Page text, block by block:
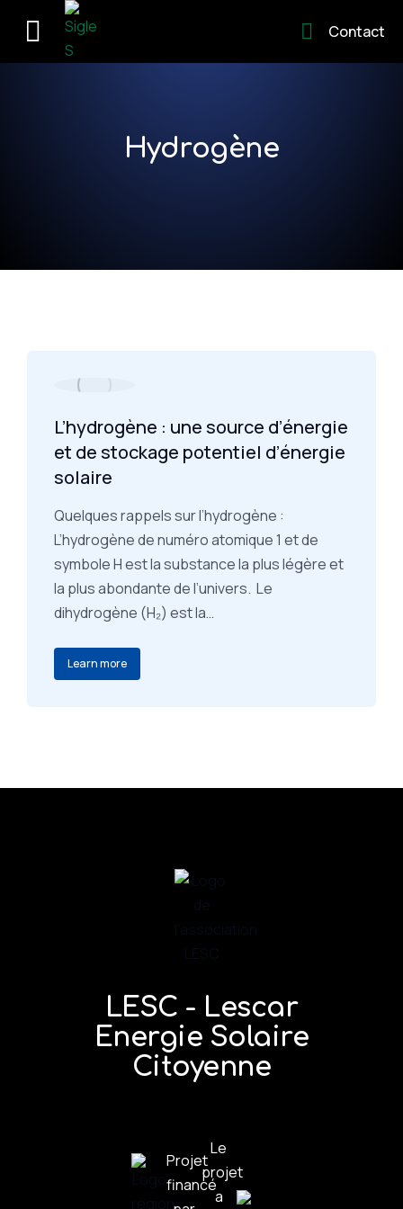
Contact
Hydrogène
L’hydrogène : une source d’énergie
et de stockage potentiel d’énergie
solaire
Quelques rappels sur l’hydrogène :
L’hydrogène de numéro atomique 1 et de
symbole H est la substance la plus légère et
la plus abondante de l’univers. Le
dihydrogène (H₂) est la…
Learn more
LESC - Lescar
Energie Solaire
Citoyenne
Projet
financé
Le
projet
a